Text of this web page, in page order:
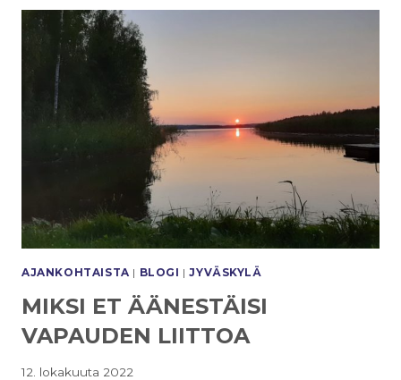
TOTUUSKOMISSION
AJANKOHTAISTA | BLOGI |JYVÄSKYLÄ
MIKSI ET ÄÄNESTÄISI
VAPAUDEN LIITTOA
12. lokakuuta 2022